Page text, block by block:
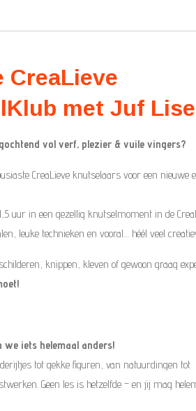
CreaLieve
met Juf Lise
vol verf, plezier & vuile vingers?
CreaLieve knutselaars voor een nieuwe
uur in een gezellig knutselmoment in de
leuke technieken en vooral… héél veel
knippen, kleven of gewoon graag
we iets helemaal anders!
tot gekke figuren, van natuurdingen tot
Geen les is hetzelfde – en jij mag